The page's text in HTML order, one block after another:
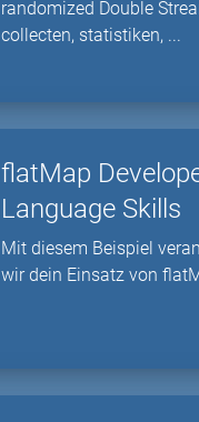
randomized Double
collecten, statistiken, ...
flatMap
Language Skills
Mit diesem Beispiel
wir dein Einsatz von